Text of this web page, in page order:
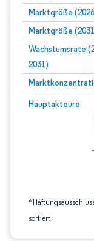
Marktgröße
Marktgröße
Wachstumsrate
2031)
Hauptakteure
sortiert
Bild © Mordor